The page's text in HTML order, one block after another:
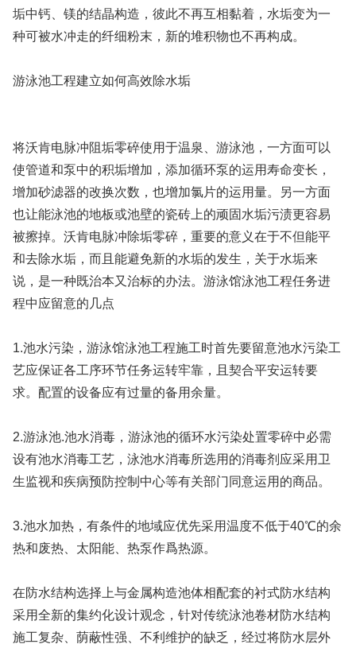
垢中钙、镁的结晶构造，彼此不再互相黏着，水垢变为一
种可被水冲走的纤细粉末，新的堆积物也不再构成。
游泳池工程建立如何高效除水垢
将沃肯电脉冲阻垢零碎使用于温泉、游泳池，一方面可以
使管道和泵中的积垢增加，添加循环泵的运用寿命变长，
增加砂滤器的改换次数，也增加氯片的运用量。另一方面
也让能泳池的地板或池壁的瓷砖上的顽固水垢污渍更容易
被擦掉。沃肯电脉冲除垢零碎，重要的意义在于不但能平
和去除水垢，而且能避免新的水垢的发生，关于水垢来
说，是一种既治本又治标的办法。游泳馆泳池工程任务进
程中应留意的几点
1.池水污染，游泳馆泳池工程施工时首先要留意池水污染工
艺应保证各工序环节任务运转牢靠，且契合平安运转要
求。配置的设备应有过量的备用余量。
2.游泳池.池水消毒，游泳池的循环水污染处置零碎中必需
设有池水消毒工艺，泳池水消毒所选用的消毒剂应采用卫
生监视和疾病预防控制中心等有关部门同意运用的商品。
3.池水加热，有条件的地域应优先采用温度不低于40℃的余
热和废热、太阳能、热泵作爲热源。
在防水结构选择上与金属构造池体相配套的衬式防水结构
采用全新的集约化设计观念，针对传统泳池卷材防水结构
施工复杂、荫蔽性强、不利维护的缺乏，经过将防水层外